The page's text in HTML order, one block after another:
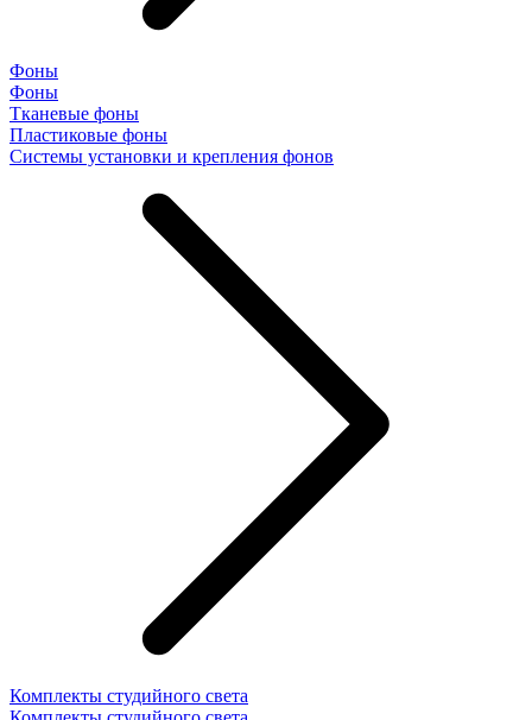
Фоны
Фоны
Тканевые фоны
Пластиковые фоны
Системы установки и крепления фонов
Комплекты студийного света